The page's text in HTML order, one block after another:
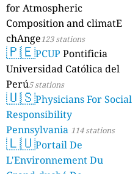
for Atmospheric
Composition and climatE
chAnge123 stations
🇵🇪PCUP Pontificia
Universidad Católica del
Perú5 stations
🇺🇸Physicians For Social
Responsibility
Pennsylvania 114 stations
🇱🇺Portail De
L'Environnement Du